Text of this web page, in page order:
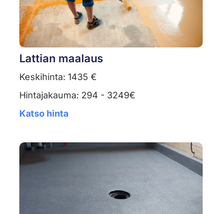
Lattian maalaus
Keskihinta: 1435 €
Hintajakauma: 294 - 3249€
Katso hinta